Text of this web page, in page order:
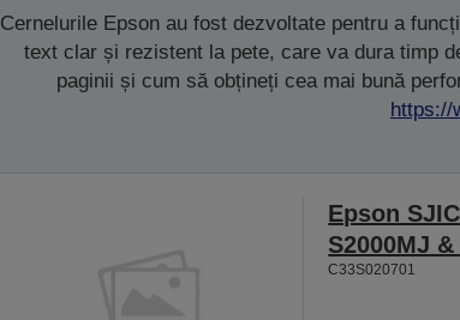
Cernelurile Epson au fost dezvoltate pentru a
text clar și rezistent la pete, care va dura timp
paginii și cum să obțineți cea mai bună
https://
Epson
S2000MJ
C33S020701